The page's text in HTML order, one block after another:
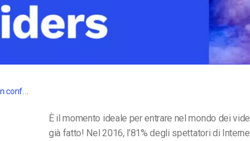
Fornitori di servizi di streaming video live: Un confronto nel 2019
È il momento ideale per entrare nel mondo dei
già fatto! Nel 2016, l’81% degli spettatori di